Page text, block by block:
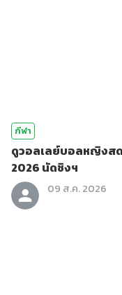
กีฬา
ดูวอลเลย์บอลหญิงสด
2026 นัดชิงฯ
09 ส.ค. 2026